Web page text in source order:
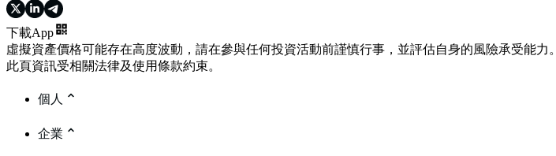
下載App
虛擬資產價格可能存在高度波動，請在參與任何投資活動前謹慎行事，並評估自身的風險承受能力。
此頁資訊受相關法律及使用條款約束。
個人
企業